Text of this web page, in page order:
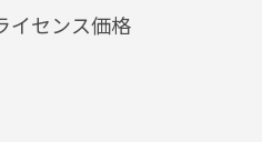
イセンス価格